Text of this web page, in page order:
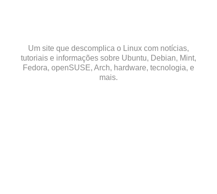
Um site que descomplica o Linux com notícias,
tutoriais e informações sobre Ubuntu, Debian, Mint,
Fedora, openSUSE, Arch, hardware, tecnologia, e
mais.